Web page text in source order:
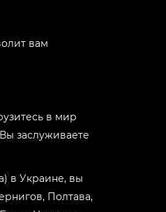
вам
в мир
заслуживаете
в Украине, вы
Полтава,